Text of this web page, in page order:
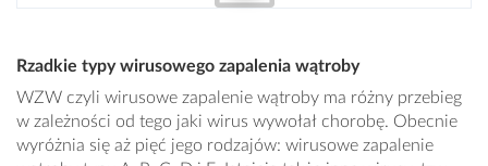
Rzadkie typy wirusowego zapalenia wątroby
WZW czyli wirusowe zapalenie wątroby ma różny przebieg
w zależności od tego jaki wirus wywołał chorobę. Obecnie
wyróżnia się aż pięć jego rodzajów: wirusowe zapalenie